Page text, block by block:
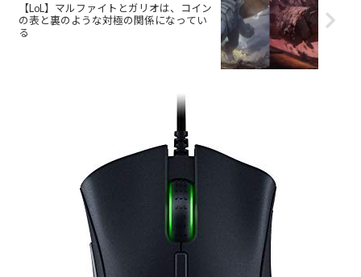
【LoL】マルファイトとガリオは、コイン
の表と裏のような対極の関係になってい
る